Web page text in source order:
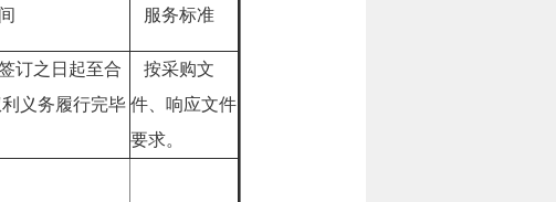
服务标准
订之日起至合
义务履行完毕
按采购文
件、响应文件
要求。